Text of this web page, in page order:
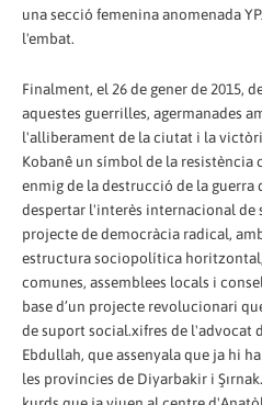
una secció femenina anomenada
l'embat.
Finalment, el 26 de gener de 2015,
aquestes guerrilles, agermanades
l'alliberament de la ciutat i la
Kobanê un símbol de la resistència
enmig de la destrucció de la guerra
despertar l'interès internacional de
projecte de democràcia radical,
estructura sociopolítica
comunes, assemblees locals i
base d’un projecte revolucionari
de suport social.xifres de l'advocat
Ebdullah, que assenyala que ja hi
les províncies de Diyarbakir i